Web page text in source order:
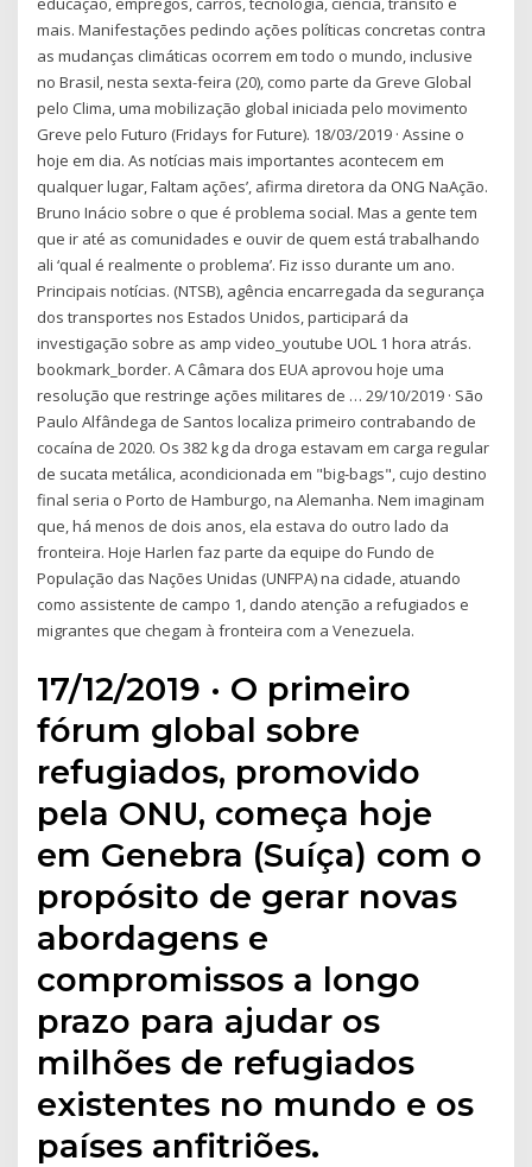
mais. Manifestações pedindo ações políticas concretas contra
as mudanças climáticas ocorrem em todo o mundo, inclusive
no Brasil, nesta sexta-feira (20), como parte da Greve Global
pelo Clima, uma mobilização global iniciada pelo movimento
Greve pelo Futuro (Fridays for Future). 18/03/2019 · Assine o
hoje em dia. As notícias mais importantes acontecem em
qualquer lugar, Faltam ações’, afirma diretora da ONG NaAção.
Bruno Inácio sobre o que é problema social. Mas a gente tem
que ir até as comunidades e ouvir de quem está trabalhando
ali ‘qual é realmente o problema’. Fiz isso durante um ano.
Principais notícias. (NTSB), agência encarregada da segurança
dos transportes nos Estados Unidos, participará da
investigação sobre as amp video_youtube UOL 1 hora atrás.
bookmark_border. A Câmara dos EUA aprovou hoje uma
resolução que restringe ações militares de … 29/10/2019 · São
Paulo Alfândega de Santos localiza primeiro contrabando de
cocaína de 2020. Os 382 kg da droga estavam em carga regular
de sucata metálica, acondicionada em "big-bags", cujo destino
final seria o Porto de Hamburgo, na Alemanha. Nem imaginam
que, há menos de dois anos, ela estava do outro lado da
fronteira. Hoje Harlen faz parte da equipe do Fundo de
População das Nações Unidas (UNFPA) na cidade, atuando
como assistente de campo 1, dando atenção a refugiados e
migrantes que chegam à fronteira com a Venezuela.
17/12/2019 · O primeiro
fórum global sobre
refugiados, promovido
pela ONU, começa hoje
em Genebra (Suíça) com o
propósito de gerar novas
abordagens e
compromissos a longo
prazo para ajudar os
milhões de refugiados
existentes no mundo e os
países anfitriões.